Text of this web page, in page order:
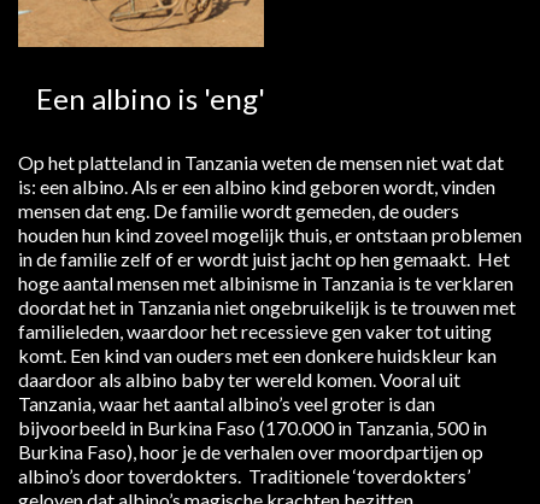
Een albino is 'eng'
Op het platteland in Tanzania weten de mensen niet wat dat
is: een albino. Als er een albino kind geboren wordt, vinden
mensen dat eng. De familie wordt gemeden, de ouders
houden hun kind zoveel mogelijk thuis, er ontstaan problemen
in de familie zelf of er wordt juist jacht op hen gemaakt. Het
hoge aantal mensen met albinisme in Tanzania is te verklaren
doordat het in Tanzania niet ongebruikelijk is te trouwen met
familieleden, waardoor het recessieve gen vaker tot uiting
komt. Een kind van ouders met een donkere huidskleur kan
daardoor als albino baby ter wereld komen. Vooral uit
Tanzania, waar het aantal albino’s veel groter is dan
bijvoorbeeld in Burkina Faso (170.000 in Tanzania, 500 in
Burkina Faso), hoor je de verhalen over moordpartijen op
albino’s door toverdokters. Traditionele ‘toverdokters’
geloven dat albino’s magische krachten bezitten.